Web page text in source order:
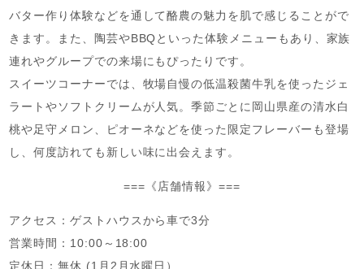
バター作り体験などを通して酪農の魅力を肌で感じることがで
きます。また、陶芸やBBQといった体験メニューもあり、家族
連れやグループでの来場にもぴったりです。
スイーツコーナーでは、牧場自慢の低温殺菌牛乳を使ったジェ
ラートやソフトクリームが人気。季節ごとに岡山県産の清水白
桃や足守メロン、ピオーネなどを使った限定フレーバーも登場
し、何度訪れても新しい味に出会えます。
===《店舗情報》===
アクセス：ゲストハウスから車で3分
営業時間：10:00～18:00
定休日：無休 (1月2月水曜日）